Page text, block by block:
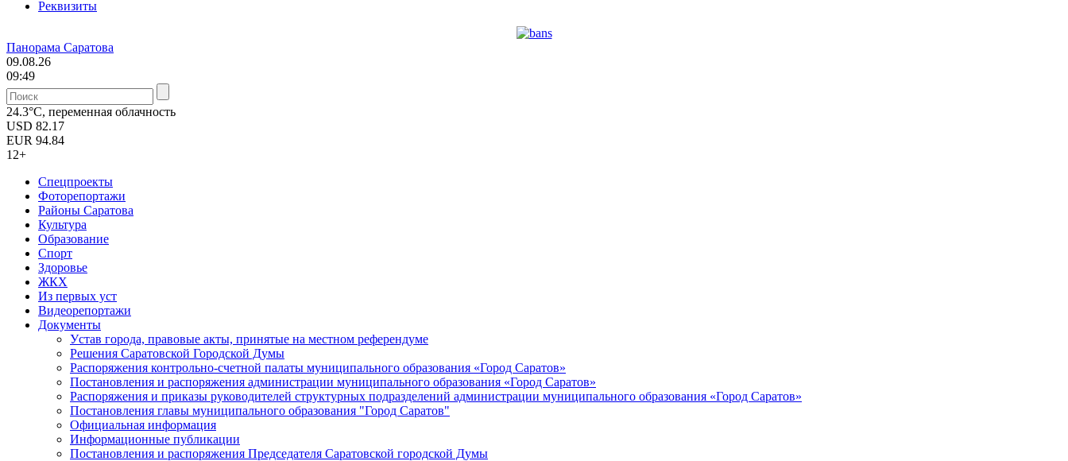
Реквизиты
Панорама Саратова
09.08.26
09:49
24.3°C, переменная облачность
USD 82.17
EUR 94.84
12+
Спецпроекты
Фоторепортажи
Районы Саратова
Культура
Образование
Спорт
Здоровье
ЖКХ
Из пеpвых уст
Видеорепортажи
Документы
Уcтав города, правовые акты, принятые на местном референдуме
Решения Саратовской Городской Думы
Распоряжения контрольно-счетной палаты муниципального образования «Город Саратов»
Постановления и распоряжения администрации муниципального образования «Город Саратов»
Распоряжения и приказы руководителей структурных подразделений администрации муниципального образования «Город Саратов»
Постановления главы муниципального образования "Город Саратов"
Официальная информация
Информационные публикации
Постановления и распоряжения Председателя Саратовской городской Думы